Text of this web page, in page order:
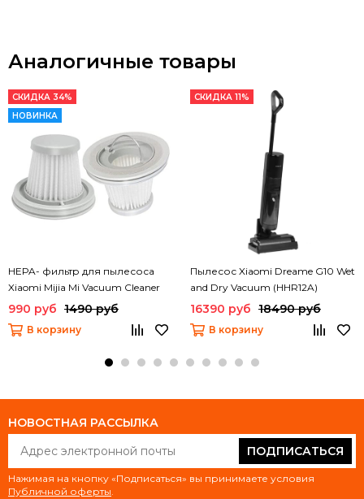
Аналогичные товары
СКИДКА 34%
НОВИНКА
HEPA- фильтр для пылесоса
Xiaomi Mijia Mi Vacuum Cleaner
mini (SSXCQ01XY) (2 шт)
990 руб 1490 руб
В корзину
СКИДКА 11%
Пылесос Xiaomi Dreame G10 Wet
and Dry Vacuum (HHR12A)
16390 руб 18490 руб
В корзину
НОВОСТНАЯ РАССЫЛКА
ПОДПИСАТЬСЯ
Нажимая на кнопку «Подписаться» вы принимаете условия
Публичной оферты.